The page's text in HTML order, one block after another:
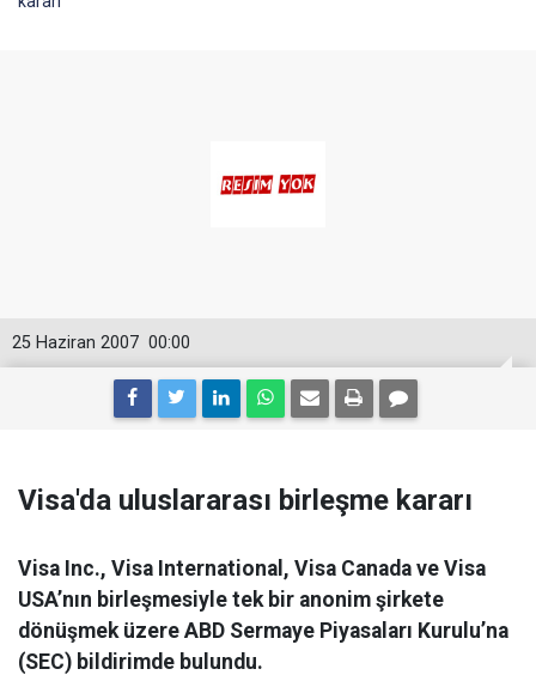
00:00
25 Haziran 2007
Visa'da uluslararası birleşme kararı
Visa Inc., Visa International, Visa Canada ve Visa
USA’nın birleşmesiyle tek bir anonim şirkete
dönüşmek üzere ABD Sermaye Piyasaları Kurulu’na
(SEC) bildirimde bulundu.